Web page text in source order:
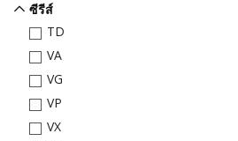
ซีรีส์
TD
VA
VG
VP
VX